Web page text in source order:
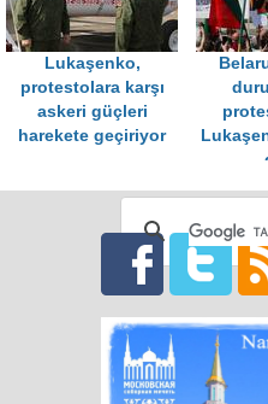
Lukaşenko,
protestolara karşı
askeri güçleri
harekete geçiriyor